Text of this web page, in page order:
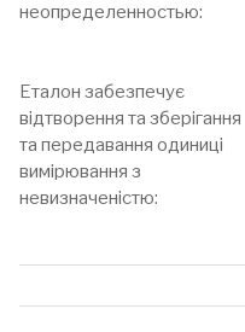
неопределенностью:
Еталон забезпечує
відтворення та зберігання
та передавання одиниці
вимірювання з
невизначеністю: